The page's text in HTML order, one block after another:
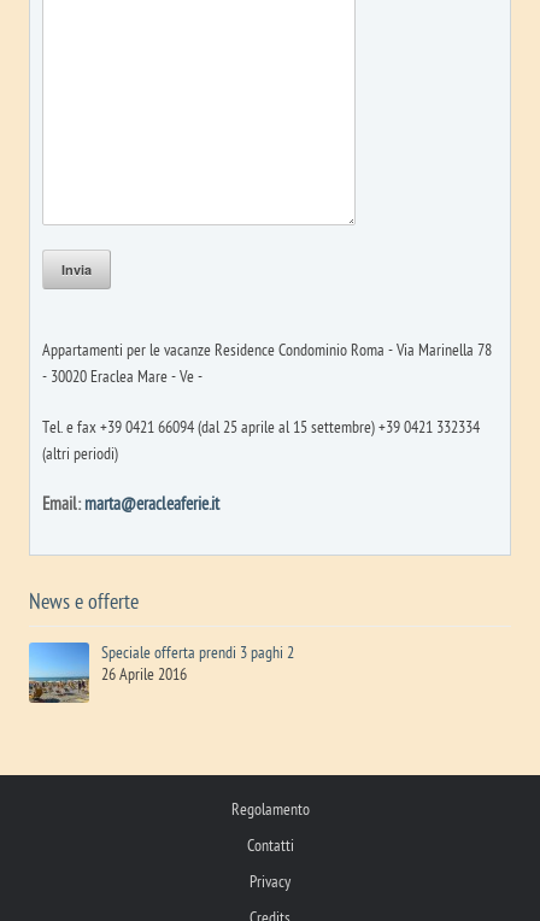
Appartamenti per le vacanze Residence Condominio Roma - Via Marinella 78
- 30020 Eraclea Mare - Ve -
Tel. e fax +39 0421 66094 (dal 25 aprile al 15 settembre) +39 0421 332334
(altri periodi)
Email:marta@eracleaferie.it
News e offerte
Speciale offerta prendi 3 paghi 2
26 Aprile 2016
Regolamento
Contatti
Privacy